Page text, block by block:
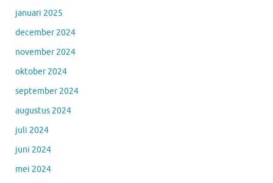
januari 2025
december 2024
november 2024
oktober 2024
september 2024
augustus 2024
juli 2024
juni 2024
mei 2024